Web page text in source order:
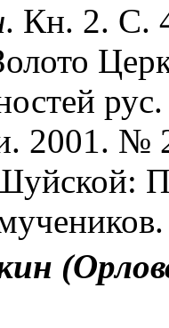
. Кн. 2. С.
2001. №